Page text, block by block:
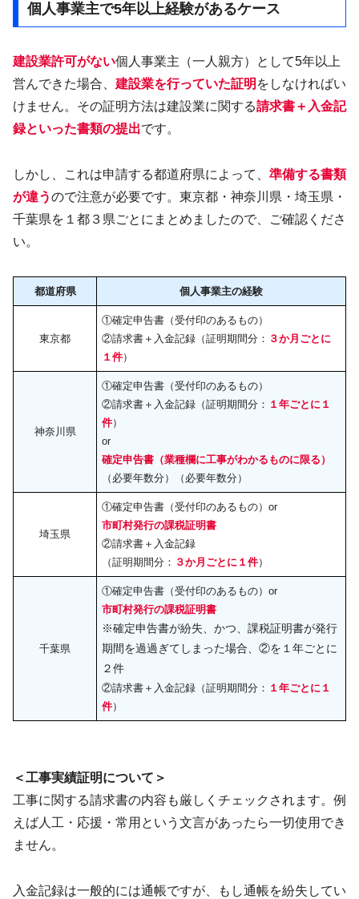
個人事業主で5年以上経験があるケース
建設業許可がない個人事業主（一人親方）として5年以上
営んできた場合、 建設業を行っていた証明 をしなければい
けません。その証明方法は建設業に関する請求書＋入金記
録といった書類の提出です。
しかし、これは申請する都道府県によって、 準備する書類
が違うので注意が必要です。東京都・神奈川県・埼玉県・
千葉県を１都３県ごとにまとめましたので、ご確認くださ
い。
都道府県 個人事業主の経験
東京都
①確定申告書（受付印のあるもの）
②請求書＋入金記録（証明期間分： ３か月ごとに
１件）
神奈川県
①確定申告書（受付印のあるもの）
②請求書＋入金記録（証明期間分： １年ごとに１
件）
or
確定申告書（業種欄に工事がわかるものに限る）
（必要年数分）（必要年数分）
埼玉県
①確定申告書（受付印のあるもの）or
市町村発行の課税証明書
②請求書＋入金記録
（証明期間分： ３か月ごとに１件）
千葉県
①確定申告書（受付印のあるもの）or
市町村発行の課税証明書
※確定申告書が紛失、かつ、課税証明書が発行
期間を過過ぎてしまった場合、②を１年ごとに
２件
②請求書＋入金記録（証明期間分： １年ごとに１
件）
＜工事実績証明について＞
工事に関する請求書の内容も厳しくチェックされます。例
えば人工・応援・常用という文言があったら一切使用でき
ません。
入金記録は一般的には通帳ですが、もし通帳を紛失してい